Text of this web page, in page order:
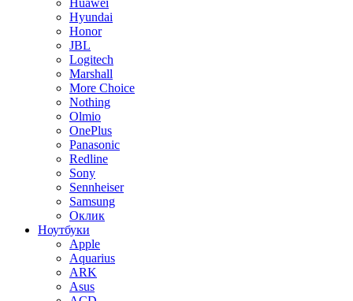
Huawei
Hyundai
Honor
JBL
Logitech
Marshall
More Choice
Nothing
Olmio
OnePlus
Panasonic
Redline
Sony
Sennheiser
Samsung
Оклик
Ноутбуки
Apple
Aquarius
ARK
Asus